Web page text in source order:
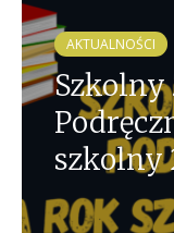
AKTUALNOŚCI
Szkolny
szkolny